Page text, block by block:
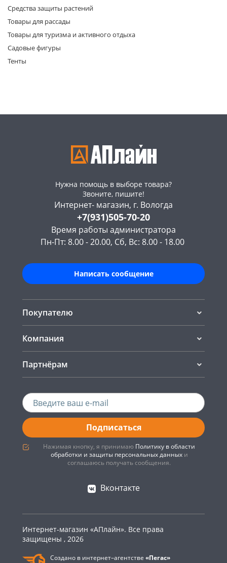
Средства защиты растений
Товары для рассады
Товары для туризма и активного отдыха
Садовые фигуры
Тенты
Нужна помощь в выборе товара?
Звоните, пишите!
Интернет- магазин, г. Вологда
+7(931)505-70-20
Время работы администратора
Пн-Пт: 8.00 - 20.00, Сб, Вс: 8.00 - 18.00
Написать сообщение
Покупателю
Компания
Партнёрам
Подписаться
Нажимая кнопку, я принимаю Политику в области
обработки и защиты персональных данныхи
соглашаюсь получать сообщения.
Вконтакте
Интернет-магазин «АПлайн». Все права
защищены , 2026
Создано в интернет–агентстве «Пегас»